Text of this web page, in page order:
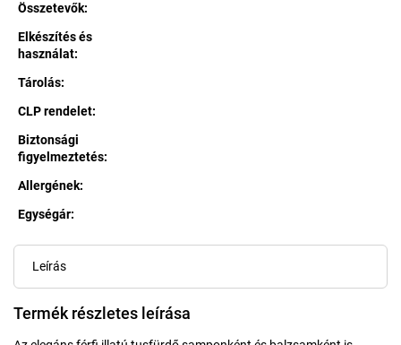
Összetevők:
Elkészítés és
használat:
Tárolás:
CLP rendelet:
Biztonsági
figyelmeztetés:
Allergének:
Egységár:
Leírás
Termék részletes leírása